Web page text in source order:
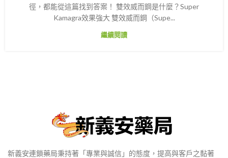
徑，都能從這篇找到答案！ 雙效威而鋼是什麼？Super
Kamagra效果強大 雙效威而鋼（Supe...
繼續閱讀
新義安連鎖藥局秉持著「專業與誠信」的態度，提高與客戶之黏著